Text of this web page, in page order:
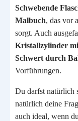
Schwebende
Malbuch, das vor
sorgt. Auch
Kristallzylinder
Schwert durch
Vorführungen.
Du darfst natürlich
natürlich deine
auch ideal, wenn